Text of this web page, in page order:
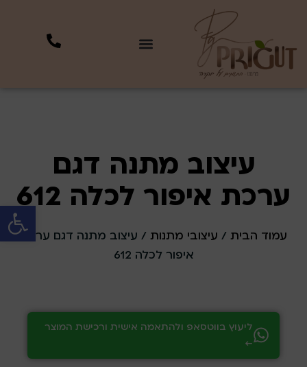
פתח
עיצוב מתנה דגם
ערכת איפור לכלה 612
עמוד הבית / עיצובי מתנות / עיצוב מתנה דגם ערכת
איפור לכלה 612
ליעוץ בווטסאפ ולהתאמה אישית ורכישת המוצר
←